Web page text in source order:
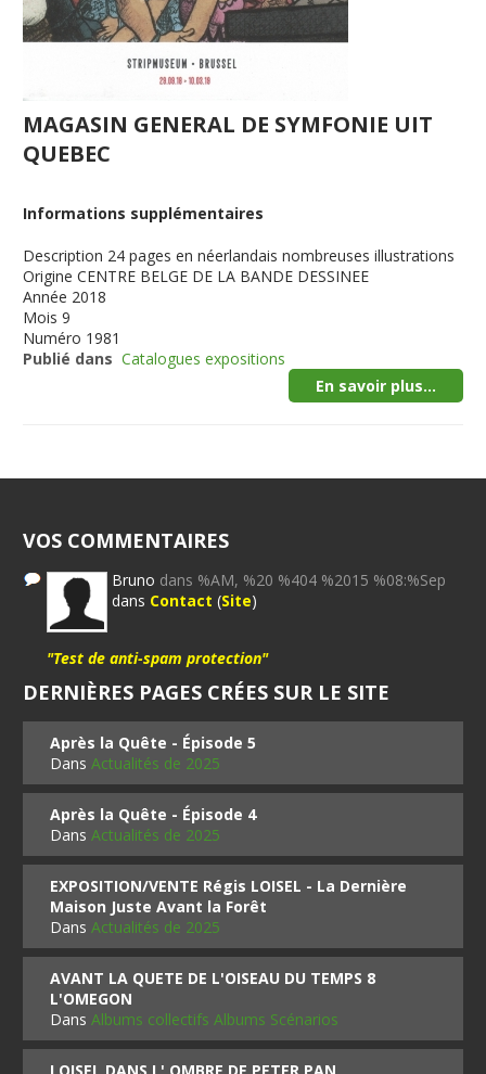
MAGASIN GENERAL DE SYMFONIE UIT
QUEBEC
Informations supplémentaires
Description 24 pages en néerlandais nombreuses illustrations
Origine CENTRE BELGE DE LA BANDE DESSINEE
Année 2018
Mois 9
Numéro 1981
Publié dans Catalogues expositions
En savoir plus...
VOS COMMENTAIRES
Bruno dans %AM, %20 %404 %2015 %08:%Sep
dans Contact (Site)
"Test de anti-spam protection"
DERNIÈRES PAGES CRÉES SUR LE SITE
Après la Quête - Épisode 5
DansActualités de 2025
Après la Quête - Épisode 4
DansActualités de 2025
EXPOSITION/VENTE Régis LOISEL - La Dernière
Maison Juste Avant la Forêt
DansActualités de 2025
AVANT LA QUETE DE L'OISEAU DU TEMPS 8
L'OMEGON
DansAlbums collectifs Albums Scénarios